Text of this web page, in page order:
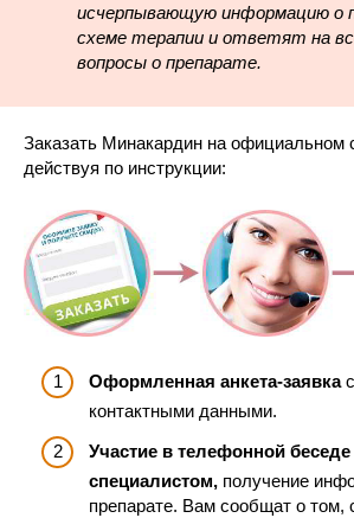
исчерпывающую информацию о
схеме терапии и ответят на
вопросы о препарате.
Заказать Минакардин на официальном
действуя по инструкции:
Оформленная анкета-заявка
контактными данными.
Участие в телефонной беседе
специалистом, получение
препарате. Вам сообщат о том,